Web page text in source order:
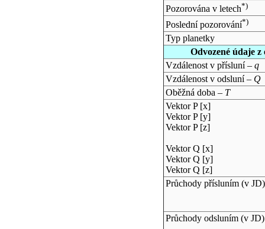
Pozorována v letech*)
Poslední pozorování*)
Typ planetky
Odvozené údaje
Vzdálenost v přísluní – q
Vzdálenost v odsluní – Q
Oběžná doba – T
Vektor P [x]
Vektor P [y]
Vektor P [z]
Vektor Q [x]
Vektor Q [y]
Vektor Q [z]
Průchody přísluním (v JD)
Průchody odsluním (v JD)